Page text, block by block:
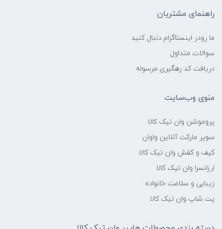
راهنمای مشتریان
ما رودر اینستاگرام دنبال کنید
سوالات متداول
دریافت کد رهگیری مرسوله
منوی وب‌سایت
پروموشن وان تیک کالا
سوپر مارکت آنلاین واوان
کیف و کفش وان تیک کالا
ارزانسرا وان تیک کالا
زیبایی و سلامت خانواده
پت شاپ وان تیک کالا